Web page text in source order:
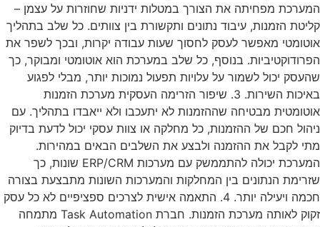
המערכת מפחיתה את הצורך במטלות ידניות שחוזרות על עצמן –
קליטת הזמנות, עיבוד נתונים ותקשורת בין צוותים. כל שלב בתהליך
אוטומטי מאפשר לעסק לחסוך שעות עבודה יקרות, ובכך לשפר את
הפרודוקטיביות. בנוסף, כל שלב במערכת הוא אוטומטי ומבוקר, כך
שהעסק יכול לשמור על עלויות תפעול נמוכות יותר, מבלי לפגוע
באיכות השירות. 3. שיפור הזרימה העסקית מערכת הזמנות
אוטומטית מבטיחה שההזמנות לא יתעכבו ולא ייאבדו בתהליך. עם
ניהול חכם של ההזמנות, כל מחלקה או צוות עסקי יכול לדעת בדיוק
מתי לקבל את ההזמנה ולבצע את השלבים הבאים במהירות.
המערכת יכולה להתממשק עם מערכות ERP/CRM שונות, כך
שזרימת הנתונים בין המחלקות והמערכות השונות מתבצעת בצורה
חכמה ויעילה יותר. 4. התאמה אישית לצרכים ספציפיים לא כל עסק
זקוק לאותה מערכת הזמנות. חברת Task Automation מתמחה